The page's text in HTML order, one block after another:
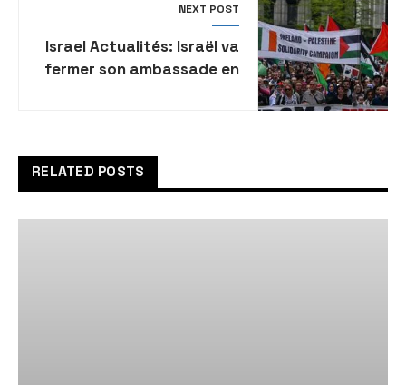
NEXT POST
Israel Actualités: Israël va
fermer son ambassade en
RELATED POSTS